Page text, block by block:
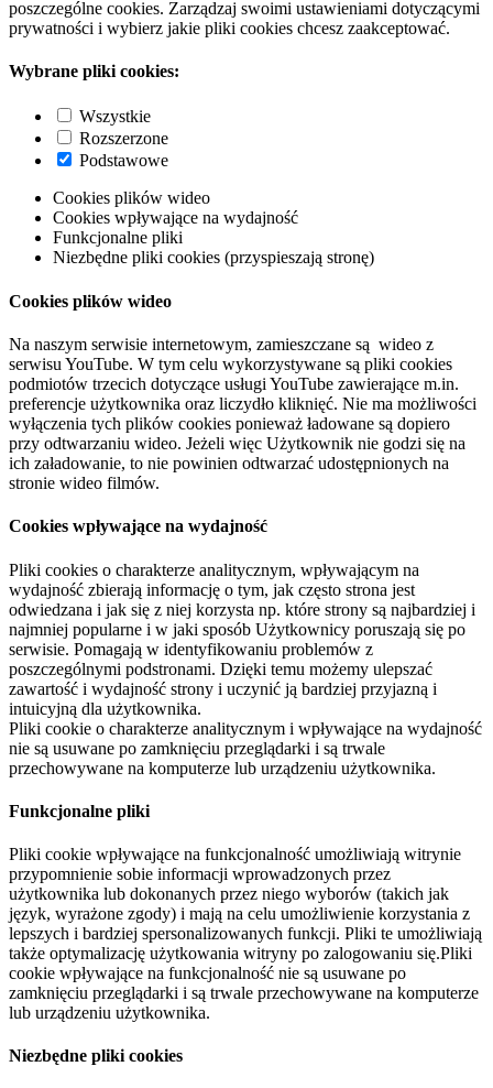
poszczególne cookies. Zarządzaj swoimi ustawieniami dotyczącymi
prywatności i wybierz jakie pliki cookies chcesz zaakceptować.
Wybrane pliki cookies:
Wszystkie
Rozszerzone
Podstawowe
Cookies plików wideo
Cookies wpływające na wydajność
Funkcjonalne pliki
Niezbędne pliki cookies (przyspieszają stronę)
Cookies plików wideo
Na naszym serwisie internetowym, zamieszczane są wideo z
serwisu YouTube. W tym celu wykorzystywane są pliki cookies
podmiotów trzecich dotyczące usługi YouTube zawierające m.in.
preferencje użytkownika oraz liczydło kliknięć. Nie ma możliwości
wyłączenia tych plików cookies ponieważ ładowane są dopiero
przy odtwarzaniu wideo. Jeżeli więc Użytkownik nie godzi się na
ich załadowanie, to nie powinien odtwarzać udostępnionych na
stronie wideo filmów.
Cookies wpływające na wydajność
Pliki cookies o charakterze analitycznym, wpływającym na
wydajność zbierają informację o tym, jak często strona jest
odwiedzana i jak się z niej korzysta np. które strony są najbardziej i
najmniej popularne i w jaki sposób Użytkownicy poruszają się po
serwisie. Pomagają w identyfikowaniu problemów z
poszczególnymi podstronami. Dzięki temu możemy ulepszać
zawartość i wydajność strony i uczynić ją bardziej przyjazną i
intuicyjną dla użytkownika.
Pliki cookie o charakterze analitycznym i wpływające na wydajność
nie są usuwane po zamknięciu przeglądarki i są trwale
przechowywane na komputerze lub urządzeniu użytkownika.
Funkcjonalne pliki
Pliki cookie wpływające na funkcjonalność umożliwiają witrynie
przypomnienie sobie informacji wprowadzonych przez
użytkownika lub dokonanych przez niego wyborów (takich jak
język, wyrażone zgody) i mają na celu umożliwienie korzystania z
lepszych i bardziej spersonalizowanych funkcji. Pliki te umożliwiają
także optymalizację użytkowania witryny po zalogowaniu się.Pliki
cookie wpływające na funkcjonalność nie są usuwane po
zamknięciu przeglądarki i są trwale przechowywane na komputerze
lub urządzeniu użytkownika.
Niezbędne pliki cookies